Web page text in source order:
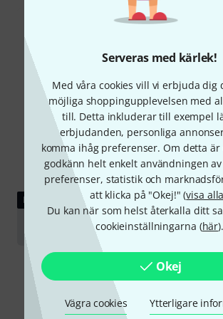
Serveras med kärlek!
Med våra cookies vill vi erbjuda dig
möjliga shoppingupplevelsen med
till. Detta inkluderar till exempel
erbjudanden, personliga
komma ihåg preferenser. Om detta är
godkänn helt enkelt användningen
preferenser, statistik och
att klicka på "Okej!" (visa
Du kan när som helst återkalla ditt
cookieinställningarna (här).
Okej
Vägra cookies Ytterligare
LADDA NED
Assembly instructions